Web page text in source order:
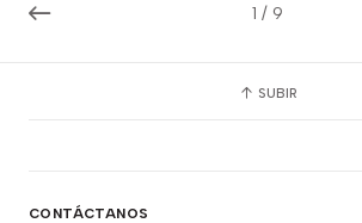
1 / 9
SUBIR
CONTÁCTANOS